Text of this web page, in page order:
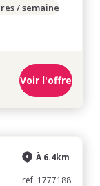
/ semaine
Voir l'offre
À 6.4km
ref. 1777188